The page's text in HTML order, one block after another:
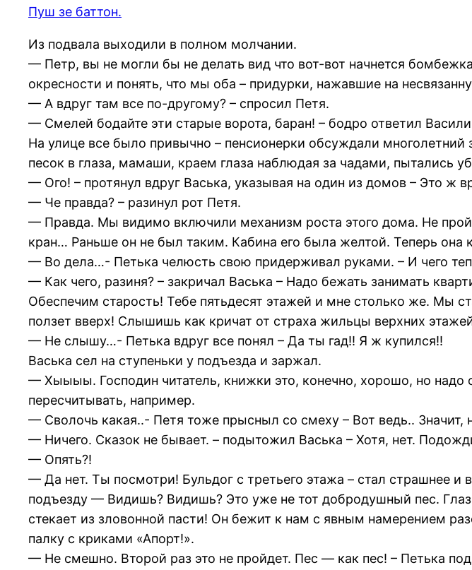
Пуш зе баттон.
Из подвала выходили в полном молчании.
— Петр, вы не могли бы не делать вид что вот-вот начнется
окресности и понять, что мы оба – придурки, нажавшие на
— А вдруг там все по-другому? – спросил Петя.
— Смелей бодайте эти старые ворота, баран! – бодро ответил
На улице все было привычно – пенсионерки обсуждали
песок в глаза, мамаши, краем глаза наблюдая за чадами, пытались
— Ого! – протянул вдруг Васька, указывая на один из домов – Это ж
— Че правда? – разинул рот Петя.
— Правда. Мы видимо включили механизм роста этого дома. Не
кран… Раньше он не был таким. Кабина его была желтой. Теперь она
— Во дела…- Петька челюсть свою придерживал руками. – И чего
— Как чего, разиня? – закричал Васька – Надо бежать занимать
Обеспечим старость! Тебе пятьдесят этажей и мне столько же. Мы
ползет вверх! Слышишь как кричат от страха жильцы верхних
— Не слышу…- Петька вдруг все понял – Да ты гад!! Я ж купился!!
Васька сел на ступеньки у подъезда и заржал.
— Хыыыы. Господин читатель, книжки это, конечно, хорошо, но надо
пересчитывать, например.
— Сволочь какая..- Петя тоже прысныл со смеху – Вот ведь.. Значит,
— Ничего. Сказок не бывает. – подытожил Васька – Хотя, нет.
— Опять?!
— Да нет. Ты посмотри! Бульдог с третьего этажа – стал страшнее
подъезду — Видишь? Видишь? Это уже не тот добродушный пес.
стекает из зловонной пасти! Он бежит к нам с явным намерением
палку с криками «Апорт!».
— Не смешно. Второй раз это не пройдет. Пес — как пес! – Петька